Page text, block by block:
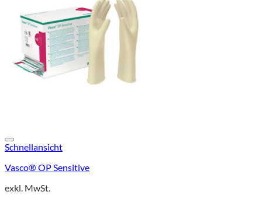
Schnellansicht
Vasco® OP Sensitive
exkl. MwSt.